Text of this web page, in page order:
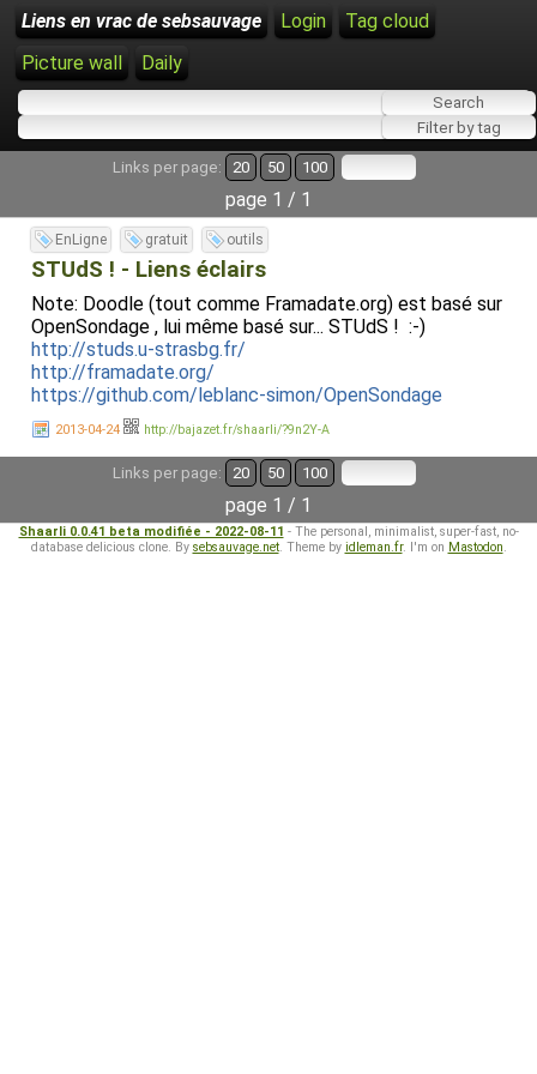
Liens en vrac de sebsauvage Login
Tag cloud
Picture wall
Daily
Links per page: 20 50 100
page 1 / 1
EnLigne gratuit outils
STUdS ! - Liens éclairs
Note: Doodle (tout comme Framadate.org) est basé sur
OpenSondage , lui même basé sur... STUdS ! :-)
http://studs.u-strasbg.fr/
http://framadate.org/
https://github.com/leblanc-simon/OpenSondage
2013-04-24 http://bajazet.fr/shaarli/?9n2Y-A
Links per page: 20 50 100
page 1 / 1
Shaarli 0.0.41 beta modifiée - 2022-08-11 - The personal, minimalist, super-fast, no-
database delicious clone. By sebsauvage.net. Theme by idleman.fr. I'm on Mastodon.